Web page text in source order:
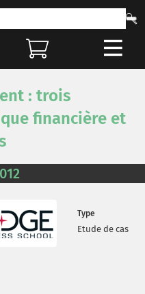
: trois
financière et
Type
Etude de cas